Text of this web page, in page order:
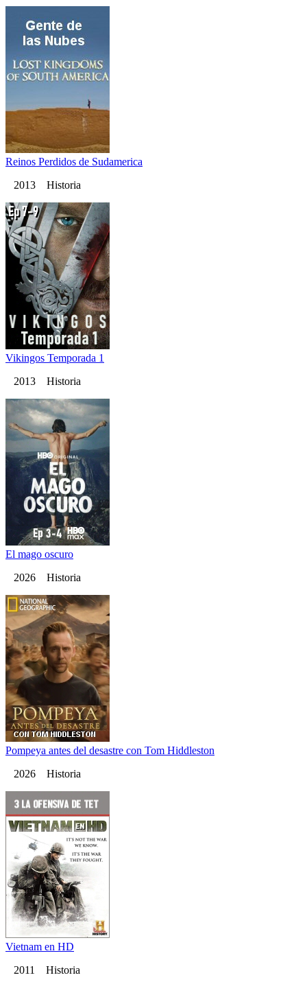
Reinos Perdidos de Sudamerica
2013 Historia
Vikingos Temporada 1
2013 Historia
El mago oscuro
2026 Historia
Pompeya antes del desastre con Tom Hiddleston
2026 Historia
Vietnam en HD
2011 Historia